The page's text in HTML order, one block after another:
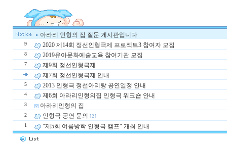
아라리 인형의 집 질문 게시판입니다
9 2020 제14회 정선인형극제 프로젝트3 참여자 모집
8 2019유아문화예술교육 참여기관 모집
7
제9회 정선인형극제
제7회 정선인형극제 안내
5 2013 인형극 정선아리랑 공연일정 안내
4 제6회 아라리인형의집 인형극 워크숍 안내
3 아라리인형의 집
2 인형극 공연 문의 [2]
1 "제5회 여름방학 인형극 캠프" 개최 안내